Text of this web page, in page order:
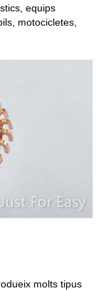
equips
motocicletes,
molts tipus